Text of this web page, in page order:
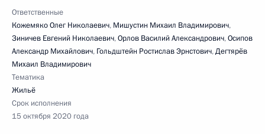
Ответственные
Кожемяко Олег Николаевич, Мишустин Михаил Владимирович,
Зиничев Евгений Николаевич,Орлов Василий Александрович,Осипов
Александр Михайлович, Гольдштейн Ростислав Эрнстович,Дегтярёв
Михаил Владимирович
Тематика
Жильё
Срок исполнения
15 октября 2020 года